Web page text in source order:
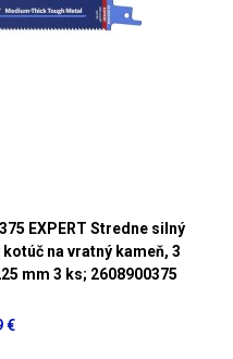
EXPERT Stredne silný
na vratný kameň, 3
mm 3 ks; 2608900375
€